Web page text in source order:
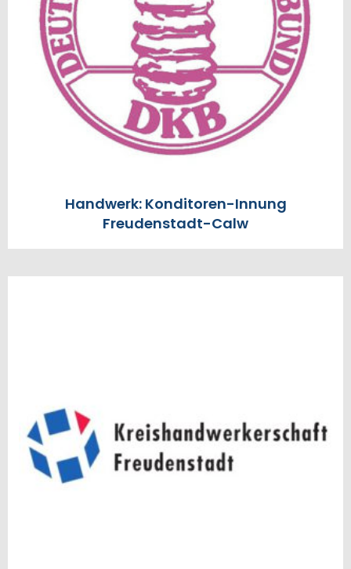
Handwerk: Konditoren-Innung
Freudenstadt-Calw